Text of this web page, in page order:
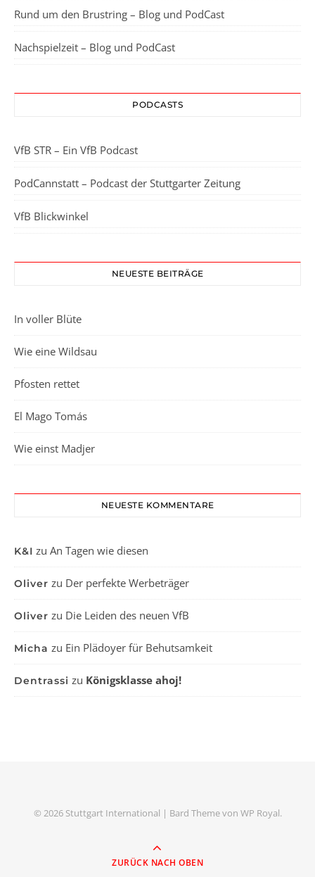
Rund um den Brustring – Blog und PodCast
Nachspielzeit – Blog und PodCast
PODCASTS
VfB STR – Ein VfB Podcast
PodCannstatt – Podcast der Stuttgarter Zeitung
VfB Blickwinkel
NEUESTE BEITRÄGE
In voller Blüte
Wie eine Wildsau
Pfosten rettet
El Mago Tomás
Wie einst Madjer
NEUESTE KOMMENTARE
K&I zu An Tagen wie diesen
Oliver zu Der perfekte Werbeträger
Oliver zu Die Leiden des neuen VfB
Micha zu Ein Plädoyer für Behutsamkeit
Dentrassi zu Königsklasse ahoj!
© 2026 Stuttgart International | Bard Theme von WP Royal.
ZURÜCK NACH OBEN